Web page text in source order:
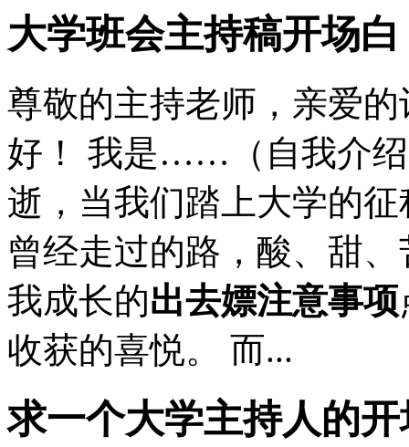
大学班会主持稿开场白
尊敬的主持老师，亲爱
好！ 我是……（自我介绍
逝，当我们踏上大学的
曾经走过的路，酸、甜
我成长的出去嫖注意事项
收获的喜悦。 而...
求一个大学主持人的